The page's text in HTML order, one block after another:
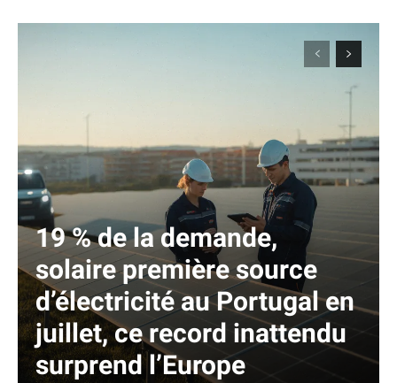
19 % de la demande,
solaire première source
d’électricité au Portugal en
juillet, ce record inattendu
surprend l’Europe